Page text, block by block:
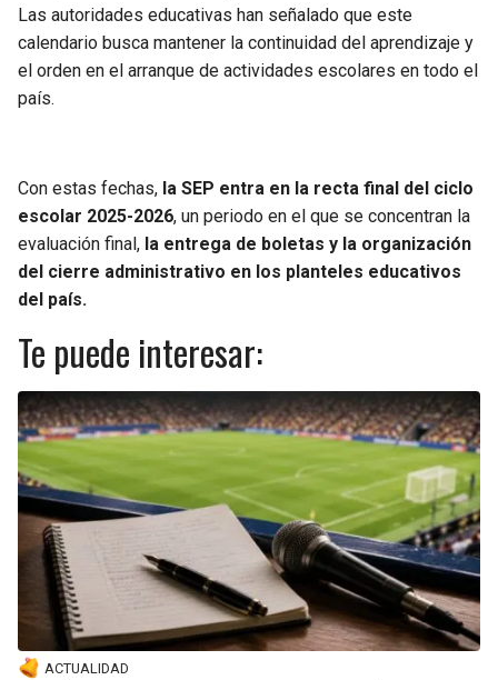
Las autoridades educativas han señalado que este
calendario busca mantener la continuidad del aprendizaje y
el orden en el arranque de actividades escolares en todo el
país.
Con estas fechas, la SEP entra en la recta final del ciclo
escolar 2025-2026, un periodo en el que se concentran la
evaluación final, la entrega de boletas y la organización
del cierre administrativo en los planteles educativos
del país.
Te puede interesar:
ACTUALIDAD